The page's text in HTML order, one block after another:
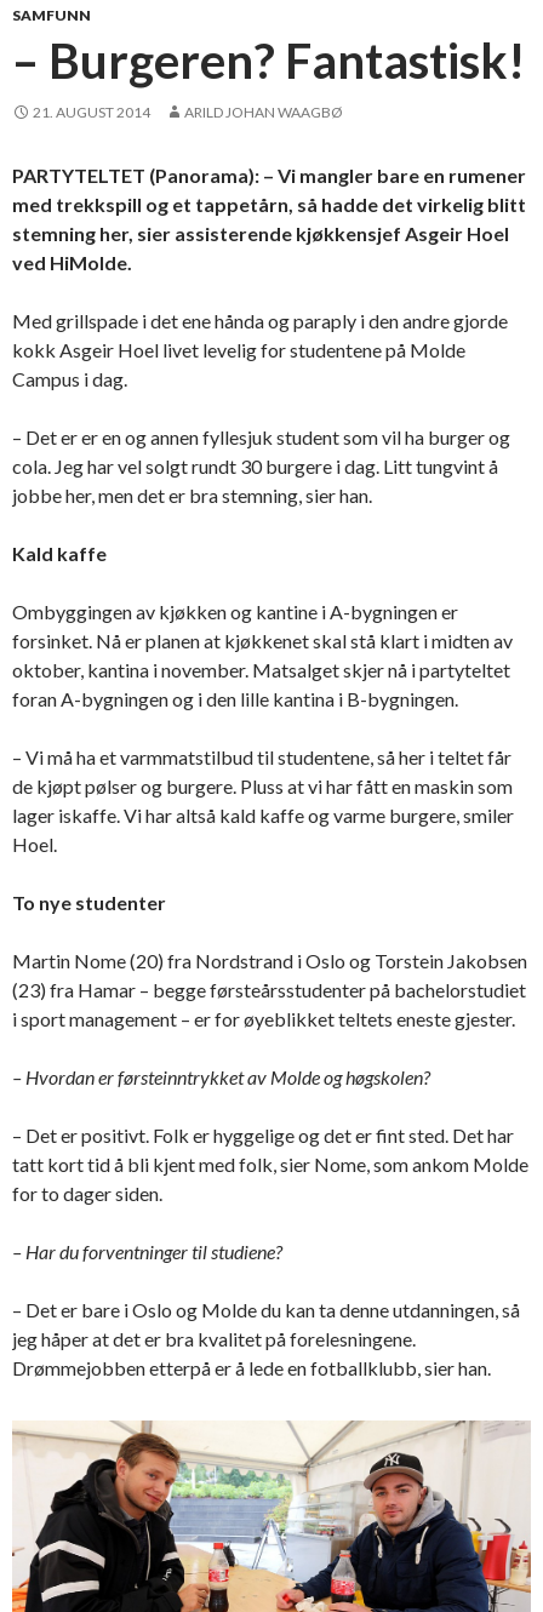
SAMFUNN
– Burgeren? Fantastisk!
21. AUGUST 2014 ARILD JOHAN WAAGBØ
PARTYTELTET (Panorama): – Vi mangler bare en rumener
med trekkspill og et tappetårn, så hadde det virkelig blitt
stemning her, sier assisterende kjøkkensjef Asgeir Hoel
ved HiMolde.
Med grillspade i det ene hånda og paraply i den andre gjorde
kokk Asgeir Hoel livet levelig for studentene på Molde
Campus i dag.
– Det er er en og annen fyllesjuk student som vil ha burger og
cola. Jeg har vel solgt rundt 30 burgere i dag. Litt tungvint å
jobbe her, men det er bra stemning, sier han.
Kald kaffe
Ombyggingen av kjøkken og kantine i A-bygningen er
forsinket. Nå er planen at kjøkkenet skal stå klart i midten av
oktober, kantina i november. Matsalget skjer nå i partyteltet
foran A-bygningen og i den lille kantina i B-bygningen.
– Vi må ha et varmmatstilbud til studentene, så her i teltet får
de kjøpt pølser og burgere. Pluss at vi har fått en maskin som
lager iskaffe. Vi har altså kald kaffe og varme burgere, smiler
Hoel.
To nye studenter
Martin Nome (20) fra Nordstrand i Oslo og Torstein Jakobsen
(23) fra Hamar – begge førsteårsstudenter på bachelorstudiet
i sport management – er for øyeblikket teltets eneste gjester.
– Hvordan er førsteinntrykket av Molde og høgskolen?
– Det er positivt. Folk er hyggelige og det er fint sted. Det har
tatt kort tid å bli kjent med folk, sier Nome, som ankom Molde
for to dager siden.
– Har du forventninger til studiene?
– Det er bare i Oslo og Molde du kan ta denne utdanningen, så
jeg håper at det er bra kvalitet på forelesningene.
Drømmejobben etterpå er å lede en fotballklubb, sier han.